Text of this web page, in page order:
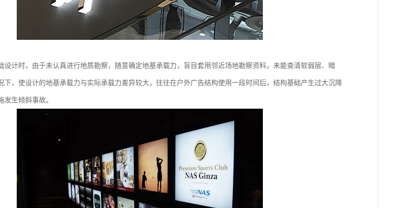
设计时，由于未认真进行地质勘察，随意确定地基承载力，盲目套用邻近场地勘察资料，未能查清软弱层、暗
下，使设计的地基承载力与实际承载力差异较大，往往在户外广告结构使用一段时间后，结构基础产生过大沉降
发生倾斜事故。